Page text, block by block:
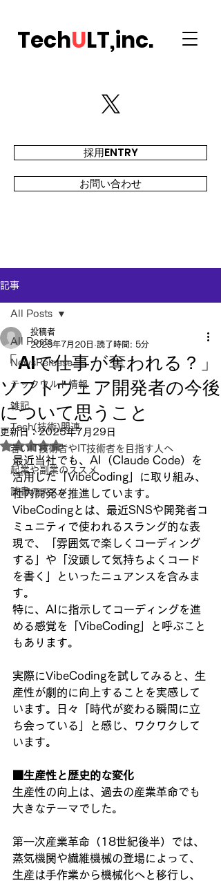
TechULT,inc.
採用ENTRY
お問い合わせ
記事
All Posts
NewsRelease
テックウルト情報
雑記
Tech(技術)関連
若いIT技術者やIT技術者を目指す人へ
起業や副業のススメ
読書のススメ
All Posts
「AIで仕事が奪われる？」
ソフトウェア開発者の今後
について思うこと
投稿者
2025年7月20日 読了時間: 5分
更新日：2025年7月29日
5つ星のうちNaNと評価されています。
最近当社でも、AI（Claude Code）を
活用した「VibeCoding」に取り組み、
社内開発を推進しています。
VibeCodingとは、最近SNSや開発者コ
ミュニティで使われるスラング的な表
現で、「雰囲気で楽しくコーディング
する」や「没頭して気持ちよくコード
を書く」といったニュアンスを含みま
す。
特に、AIに指示してコーディングを進
める感覚を「VibeCoding」と呼ぶこと
もあります。
実際にVibeCodingを試してみると、生
産性が劇的に向上することを実感して
います。日々「時代が変わる瞬間に立
ち会っている」と感じ、ワクワクして
います。
■生産性と歴史的な変化
生産性の向上は、過去の産業革命でも
大きなテーマでした。
第一次産業革命（18世紀後半）では、
蒸気機関や繊維機械の登場によって、
生産は手作業から機械化へと移行し、